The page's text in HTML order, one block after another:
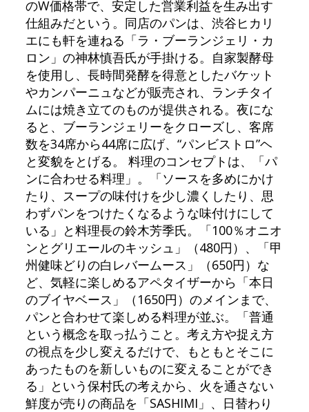
のW価格帯で、安定した営業利益を生み出す
仕組みだという。同店のパンは、渋谷ヒカリ
エにも軒を連ねる「ラ・ブーランジェリ・カ
ロン」の神林慎吾氏が手掛ける。自家製酵母
を使用し、長時間発酵を得意としたバケット
やカンパーニュなどが販売され、ランチタイ
ムには焼き立てのものが提供される。夜にな
ると、ブーランジェリーをクローズし、客席
数を34席から44席に広げ、“パンビストロ”ヘ
と変貌をとげる。 料理のコンセプトは、「パ
ンに合わせる料理」。「ソースを多めにかけ
たり、スープの味付けを少し濃くしたり、思
わずパンをつけたくなるような味付けにして
いる」と料理長の鈴木芳季氏。「100％オニオ
ンとグリエールのキッシュ」（480円）、「甲
州健味どりの白レバームース」（650円）な
ど、気軽に楽しめるアペタイザーから「本日
のブイヤベース」（1650円）のメインまで、
パンと合わせて楽しめる料理が並ぶ。「普通
という概念を取っ払うこと。考え方や捉え方
の視点を少し変えるだけで、もともとそこに
あったものを新しいものに変えることができ
る」という保村氏の考えから、火を通さない
鮮度が売りの商品を「SASHIMI」、日替わり